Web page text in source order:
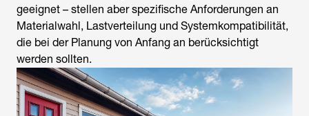
geeignet – stellen aber spezifische Anforderungen an
Materialwahl, Lastverteilung und Systemkompatibilität,
die bei der Planung von Anfang an berücksichtigt
werden sollten.